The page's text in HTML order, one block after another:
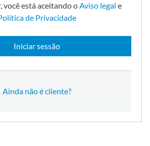
você está aceitando oAviso legal e
de Privacidade
Iniciar sessão
Ainda não é cliente?